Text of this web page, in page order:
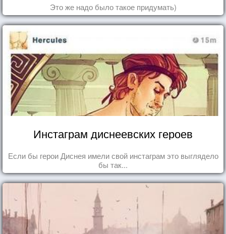
Это же надо было такое придумать)
Инстаграм диснеевских героев
Если бы герои Диснея имели свой инстаграм это выглядело
бы так...